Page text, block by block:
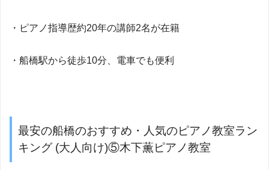
・ピアノ指導歴約20年の講師2名が在籍
・船橋駅から徒歩10分、電車でも便利
最安の船橋のおすすめ・人気のピアノ教室ラン
キング (大人向け)⑤木下薫ピアノ教室